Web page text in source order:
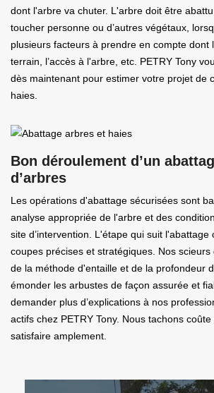
dont l'arbre va chuter. L'arbre doit être
toucher personne ou d’autres végétaux,
plusieurs facteurs à prendre en compte dont
terrain, l’accès à l'arbre, etc. PETRY Tony
dès maintenant pour estimer votre projet de
haies.
Bon déroulement d’un
d’arbres
Les opérations d'abattage sécurisées sont
analyse appropriée de l'arbre et des
site d’intervention. L'étape qui suit l'abattage
coupes précises et stratégiques. Nos
de la méthode d'entaille et de la profondeur
émonder les arbustes de façon assurée et
demander plus d’explications à nos
actifs chez PETRY Tony. Nous tachons
satisfaire amplement.